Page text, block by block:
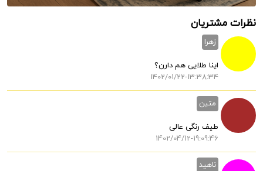
نظرات مشتریان
زهرا
اینا طلایی هم دارن؟
1402/01/22-13:38:34
متین
طیف رنگی عالی
1402/04/12-19:09:46
ناهید